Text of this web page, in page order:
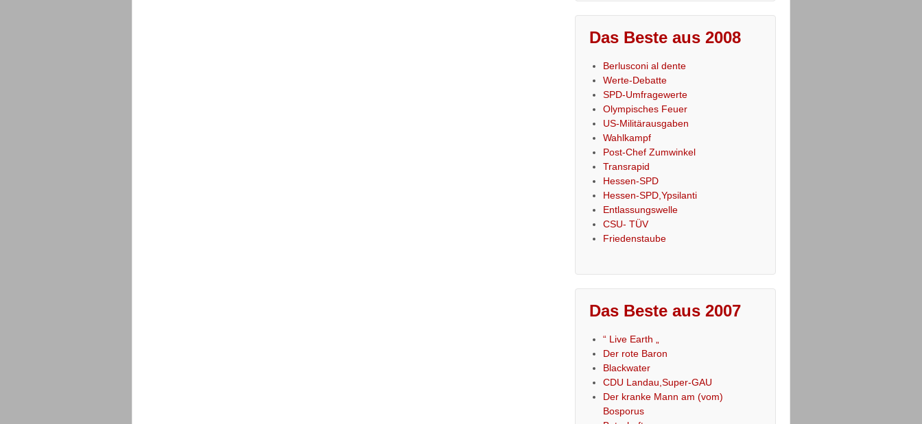
Das Beste aus 2008
Berlusconi al dente
Werte-Debatte
SPD-Umfragewerte
Olympisches Feuer
US-Militärausgaben
Wahlkampf
Post-Chef Zumwinkel
Transrapid
Hessen-SPD
Hessen-SPD,Ypsilanti
Entlassungswelle
CSU- TÜV
Friedenstaube
Das Beste aus 2007
“ Live Earth „
Der rote Baron
Blackwater
CDU Landau,Super-GAU
Der kranke Mann am (vom)
Bosporus